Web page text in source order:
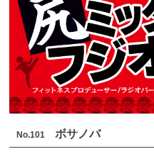
No.101 ボサノバ